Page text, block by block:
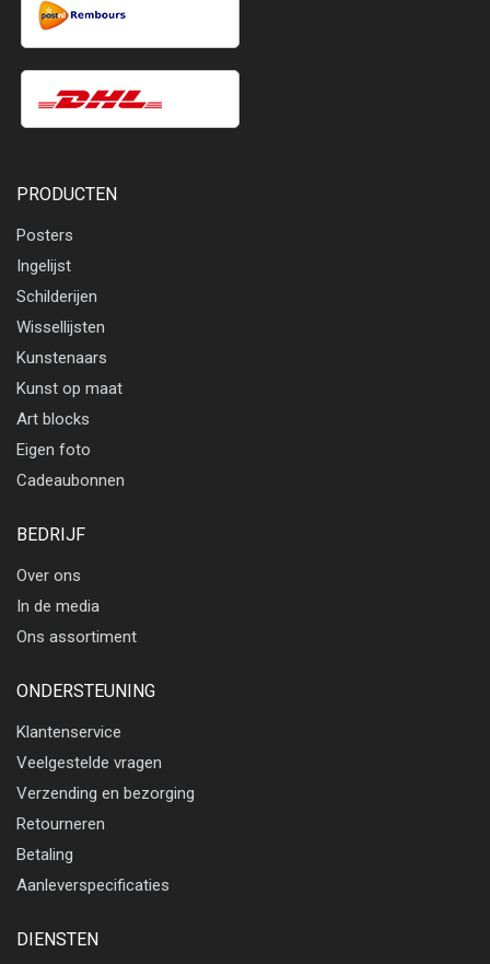
PRODUCTEN
Posters
Ingelijst
Schilderijen
Wissellijsten
Kunstenaars
Kunst op maat
Art blocks
Eigen foto
Cadeaubonnen
BEDRIJF
Over ons
In de media
Ons assortiment
ONDERSTEUNING
Klantenservice
Veelgestelde vragen
Verzending en bezorging
Retourneren
Betaling
Aanleverspecificaties
DIENSTEN